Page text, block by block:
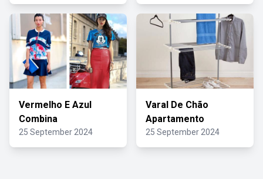
Vermelho E Azul
Combina
25 September 2024
Varal De Chão
Apartamento
25 September 2024